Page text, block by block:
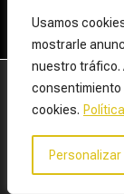
Usamos
mostrarle
nuestro tráfico.
consentimiento
cookies.
Personalizar
Utilizamos
nuestra web.
Puedes
Aceptar